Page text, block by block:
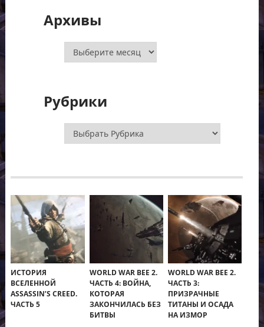
Архивы
Архивы
Рубрики
Рубрики
ИСТОРИЯ
ВСЕЛЕННОЙ
ASSASSIN’S CREED.
ЧАСТЬ 5
WORLD WAR BEE 2.
ЧАСТЬ 4: ВОЙНА,
КОТОРАЯ
ЗАКОНЧИЛАСЬ БЕЗ
БИТВЫ
WORLD WAR BEE 2.
ЧАСТЬ 3:
ПРИЗРАЧНЫЕ
ТИТАНЫ И ОСАДА
НА ИЗМОР